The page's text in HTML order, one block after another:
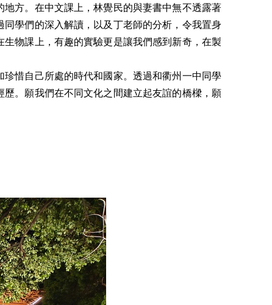
方。在中文課上，林覺民的與妻書中無不透露著
學們的深入解讀，以及丁老師的分析，令我置身
物課上，有趣的實驗更是讓我們感到新奇，在製
惜自己所處的時代和國家。透過和衢州一中同學
。願我們在不同文化之間建立起友誼的橋樑，願